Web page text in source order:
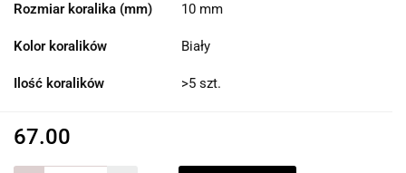
Rozmiar koralika (mm) 10 mm
Kolor koralików Biały
Ilość koralików >5 szt.
67.00